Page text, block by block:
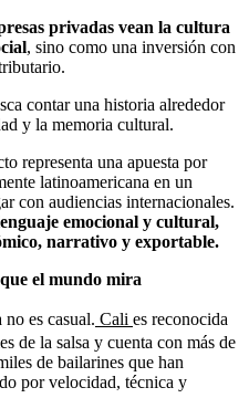
privadas vean la cultura
, sino como una inversión con
contar una historia alrededor
y la memoria cultural.
representa una apuesta por
latinoamericana en un
con audiencias internacionales.
emocional y cultural,
narrativo y exportable.
el mundo mira
es casual. Cali es reconocida
de la salsa y cuenta con más de
de bailarines que han
por velocidad, técnica y